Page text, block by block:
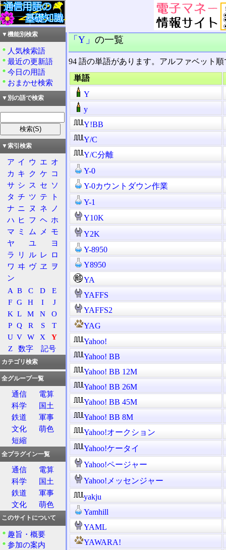
「Y」の一覧
94 語の単語があります。アルファベット
単語
Y
y
Y!BB
Y/C
Y/C分離
Y-0
Y-0カウントダウン作業
Y-1
Y10K
Y2K
Y-8950
Y8950
YA
YAFFS
YAFFS2
YAG
Yahoo!
Yahoo! BB
Yahoo! BB 12M
Yahoo! BB 26M
Yahoo! BB 45M
Yahoo! BB 8M
Yahoo!オークション
Yahoo!ケータイ
Yahoo!ページャー
Yahoo!メッセンジャー
yakju
Yamhill
YAML
YAWARA!
▼機能別検索
人気検索語
最近の更新語
今日の用語
おまかせ検索
▼別の語で検索
▼索引検索
ア イ ウ エ オ
カ キ ク ケ コ
サ シ ス セ ソ
タ チ ツ テ
ト
ナ ニ ヌ ネ
ノ
ハ ヒ フ ヘ ホ
マ ミ ム メ
モ
ヤ
ユ
ヨ
ラ
リ ル レ ロ
ワ ヰ ヴ ヱ
ヲ
ン
A B C D
E
F G H I
J
K L M N
O
P Q R S
T
U V W X
Y
Z
数字 記号
カテゴリ検索
全グループ一覧
通信
電算
科学
国土
鉄道
軍事
文化
萌色
短縮
全プラグイン一覧
通信
電算
科学
国土
鉄道
軍事
文化
萌色
このサイトについて
趣旨・概要
参加の案内